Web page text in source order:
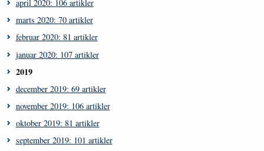
april 2020: 106 artikler
marts 2020: 70 artikler
februar 2020: 81 artikler
januar 2020: 107 artikler
2019
december 2019: 69 artikler
november 2019: 106 artikler
oktober 2019: 81 artikler
september 2019: 101 artikler